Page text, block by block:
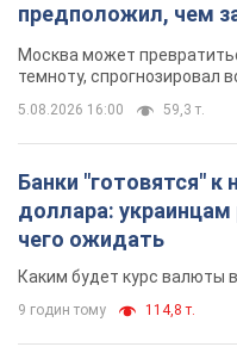
предположил, чем
Москва может
темноту, спрогнозировал
5.08.2026 16:00 59,3 т.
Банки "готовятся" к
доллара: украинцам
чего ожидать
Каким будет курс валюты
9 годин тому 114,8 т.